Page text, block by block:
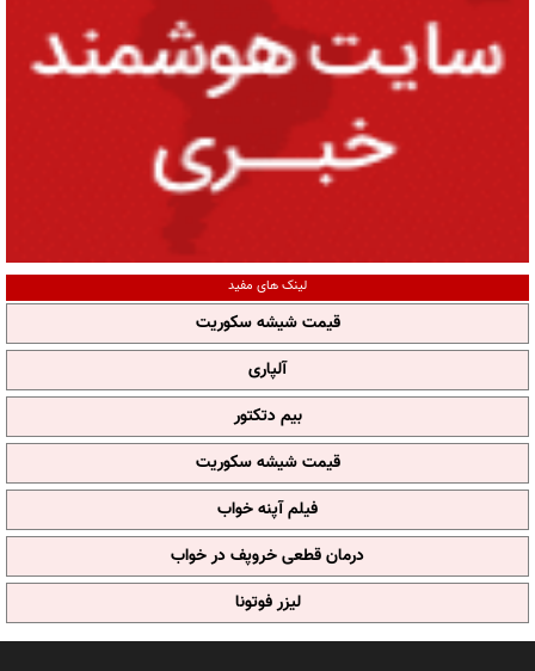
لینک های مفید
قیمت شیشه سکوریت
آلپاری
بیم دتکتور
قیمت شیشه سکوریت
فیلم آپنه خواب
درمان قطعی خروپف در خواب
لیزر فوتونا